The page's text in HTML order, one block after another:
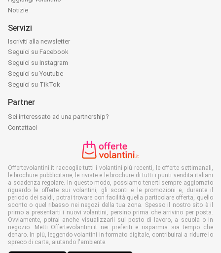
Notizie
Servizi
Iscriviti alla newsletter
Seguici su Facebook
Seguici su Instagram
Seguici su Youtube
Seguici su TikTok
Partner
Sei interessato ad una partnership?
Contattaci
Offertevolantini.it raccoglie tutti i volantini più recenti, le offerte settimanali,
le brochure pubblicitarie, le riviste e le brochure di tutti i punti vendita italiani
a scadenza regolare. In questo modo, possiamo tenerti sempre aggiornato
riguardo le offerte sui volantini, gli sconti e le promozioni e, durante il
periodo dei saldi, potrai trovare con facilità quella particolare offerta, quello
sconto o quel ribasso nei negozi della tua zona. Spesso il nostro sito è il
primo a presentarti i nuovi volantini, persino prima che arrivino per posta.
Ovviamente, potrai anche visualizzarli sul posto di lavoro, a scuola o in
negozio. Metti Offertevolantini.it nei preferiti e risparmia sia tempo che
denaro. In più, leggendo volantini in formato digitale, contribuirai a ridurre lo
spreco di carta, aiutando l'ambiente.